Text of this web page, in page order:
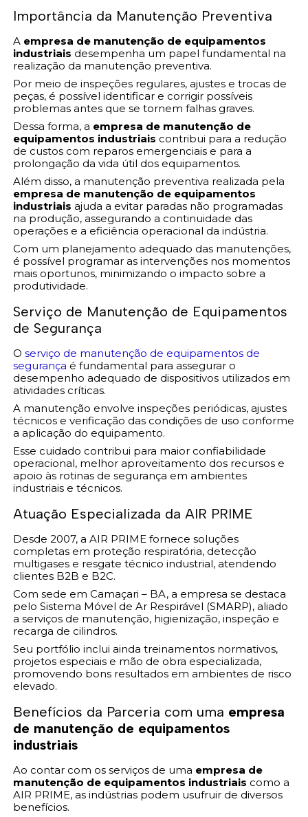
Importância da Manutenção Preventiva
A empresa de manutenção de equipamentos
industriais desempenha um papel fundamental na
realização da manutenção preventiva.
Por meio de inspeções regulares, ajustes e trocas de
peças, é possível identificar e corrigir possíveis
problemas antes que se tornem falhas graves.
Dessa forma, a empresa de manutenção de
equipamentos industriais contribui para a redução
de custos com reparos emergenciais e para a
prolongação da vida útil dos equipamentos.
Além disso, a manutenção preventiva realizada pela
empresa de manutenção de equipamentos
industriais ajuda a evitar paradas não programadas
na produção, assegurando a continuidade das
operações e a eficiência operacional da indústria.
Com um planejamento adequado das manutenções,
é possível programar as intervenções nos momentos
mais oportunos, minimizando o impacto sobre a
produtividade.
Serviço de Manutenção de Equipamentos
de Segurança
Oserviço de manutenção de equipamentos de
segurança é fundamental para assegurar o
desempenho adequado de dispositivos utilizados em
atividades críticas.
A manutenção envolve inspeções periódicas, ajustes
técnicos e verificação das condições de uso conforme
a aplicação do equipamento.
Esse cuidado contribui para maior confiabilidade
operacional, melhor aproveitamento dos recursos e
apoio às rotinas de segurança em ambientes
industriais e técnicos.
Atuação Especializada da AIR PRIME
Desde 2007, a AIR PRIME fornece soluções
completas em proteção respiratória, detecção
multigases e resgate técnico industrial, atendendo
clientes B2B e B2C.
Com sede em Camaçari – BA, a empresa se destaca
pelo Sistema Móvel de Ar Respirável (SMARP), aliado
a serviços de manutenção, higienização, inspeção e
recarga de cilindros.
Seu portfólio inclui ainda treinamentos normativos,
projetos especiais e mão de obra especializada,
promovendo bons resultados em ambientes de risco
elevado.
Benefícios da Parceria com uma empresa
de manutenção de equipamentos
industriais
Ao contar com os serviços de uma empresa de
manutenção de equipamentos industriais como a
AIR PRIME, as indústrias podem usufruir de diversos
benefícios.